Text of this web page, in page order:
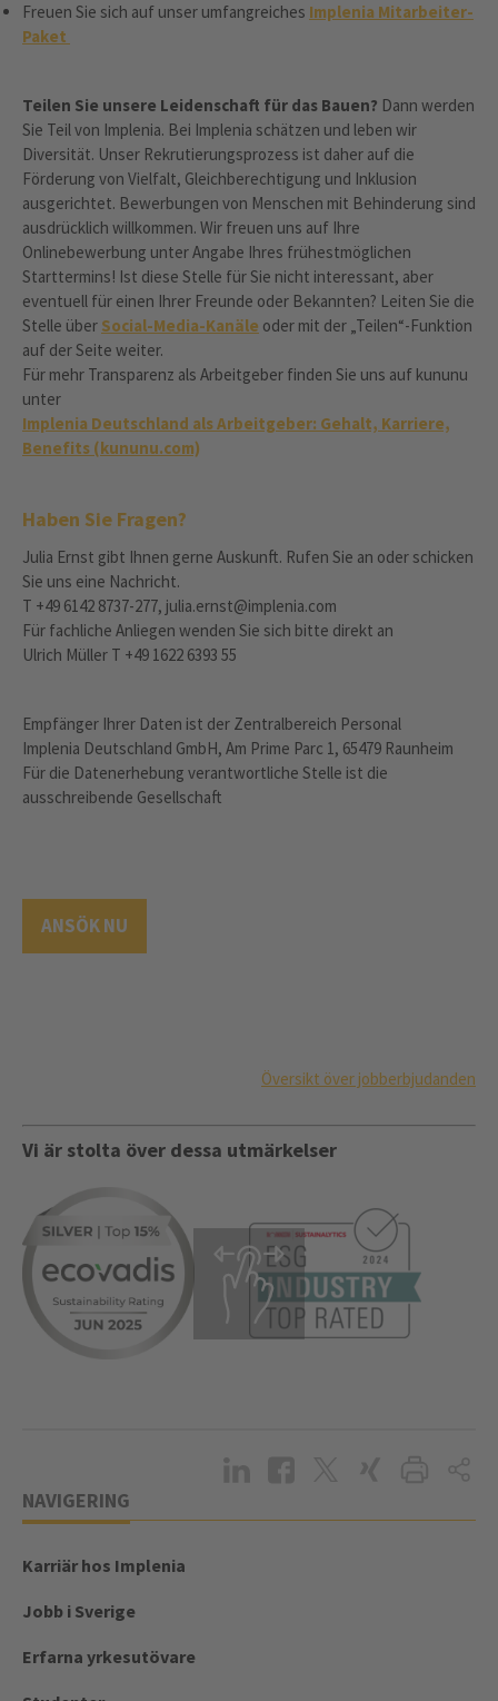
Freuen Sie sich auf unser umfangreiches Implenia Mitarbeiter-
Paket
Teilen Sie unsere Leidenschaft für das Bauen? Dann werden
Sie Teil von Implenia. Bei Implenia schätzen und leben wir
Diversität. Unser Rekrutierungsprozess ist daher auf die
Förderung von Vielfalt, Gleichberechtigung und Inklusion
ausgerichtet. Bewerbungen von Menschen mit Behinderung sind
ausdrücklich willkommen. Wir freuen uns auf Ihre
Onlinebewerbung unter Angabe Ihres frühestmöglichen
Starttermins! Ist diese Stelle für Sie nicht interessant, aber
eventuell für einen Ihrer Freunde oder Bekannten? Leiten Sie die
Stelle über Social-Media-Kanäle oder mit der „Teilen“-Funktion
auf der Seite weiter.
Für mehr Transparenz als Arbeitgeber finden Sie uns auf kununu
unter
Implenia Deutschland als Arbeitgeber: Gehalt, Karriere,
Benefits (kununu.com)
Haben Sie Fragen?
Julia Ernst gibt Ihnen gerne Auskunft. Rufen Sie an oder schicken
Sie uns eine Nachricht.
T +49 6142 8737-277, julia.ernst@implenia.com
Für fachliche Anliegen wenden Sie sich bitte direkt an
Ulrich Müller T +49 1622 6393 55
Empfänger Ihrer Daten ist der Zentralbereich Personal
Implenia Deutschland GmbH, Am Prime Parc 1, 65479 Raunheim
Für die Datenerhebung verantwortliche Stelle ist die
ausschreibende Gesellschaft
ANSÖK NU
Översikt över jobberbjudanden
Vi är stolta över dessa utmärkelser
NAVIGERING
Karriär hos Implenia
Jobb i Sverige
Erfarna yrkesutövare